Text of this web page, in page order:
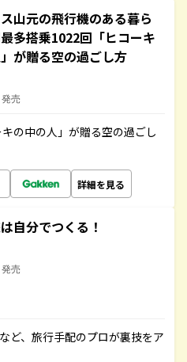
山元の飛行機のある暮ら
多搭乗1022回「ヒコーキ
が贈る空の過ごし方
売
の中の人」が贈る空の過ごし
詳細を見る
自分でつくる！
売
ど、旅行手配のプロが裏技をア